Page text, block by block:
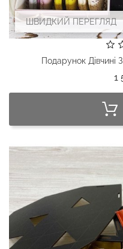
ШВИДКИЙ ПЕРЕГЛЯД
Подарунок
1